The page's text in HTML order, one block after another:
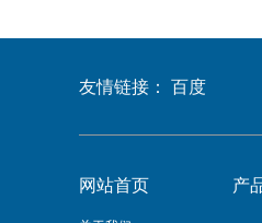
友情链接： 百度
网站首页 产